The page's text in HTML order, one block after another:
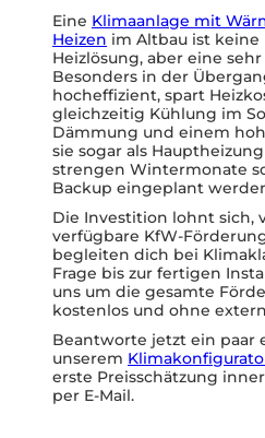
Eine Klimaanlage mit
Heizen im Altbau ist keine
Heizlösung, aber eine
Besonders in der
hocheffizient, spart
gleichzeitig Kühlung im
Dämmung und einem
sie sogar als
strengen Wintermonate
Backup eingeplant
Die Investition lohnt sich,
verfügbare KfW-
begleiten dich bei
Frage bis zur fertigen
uns um die gesamte
kostenlos und ohne
Beantworte jetzt ein paar
unserem
erste Preisschätzung
per E-Mail.